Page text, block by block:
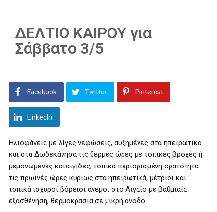
ΔΕΛΤΙΟ ΚΑΙΡΟΥ για
Σάββατο 3/5
Facebook Twitter Pinterest
LinkedIn
Ηλιοφάνεια με λίγες νεφώσεις, αυξημένες στα ηπειρωτικά
και στα Δωδεκάνησα τις θερμές ώρες με τοπικές βροχές ή
μεμονωμένες καταιγίδες, τοπικά περιορισμένη ορατότητα
τις πρωινές ώρες κυρίως στα ηπειρωτικά, μέτριοι και
τοπικά ισχυροί βόρειοι άνεμοι στο Αιγαίο με βαθμιαία
εξασθένηση, θερμοκρασία σε μικρή άνοδο.